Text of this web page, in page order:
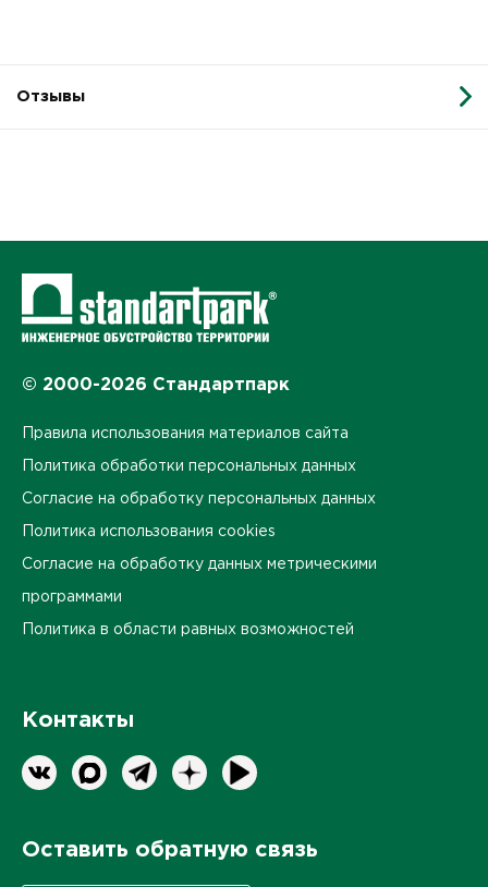
Отзывы
© 2000-2026 Стандартпарк
Правила использования материалов сайта
Политика обработки персональных данных
Согласие на обработку персональных данных
Политика использования cookies
Согласие на обработку данных метрическими
программами
Политика в области равных возможностей
Контакты
Оставить обратную связь